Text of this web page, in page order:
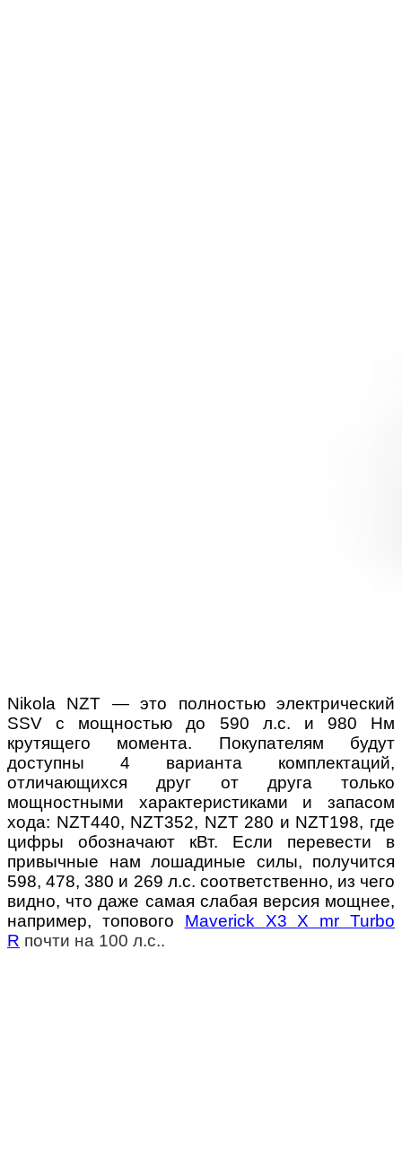
Nikola NZT — это полностью электрический
SSV с мощностью до 590 л.с. и 980 Нм
крутящего момента. Покупателям будут
доступны 4 варианта комплектаций,
отличающихся друг от друга только
мощностными характеристиками и запасом
хода: NZT440, NZT352, NZT 280 и NZT198, где
цифры обозначают кВт. Если перевести в
привычные нам лошадиные силы, получится
598, 478, 380 и 269 л.с. соответственно, из чего
видно, что даже самая слабая версия мощнее,
например, топового Maverick X3 X mr Turbo
R почти на 100 л.с..